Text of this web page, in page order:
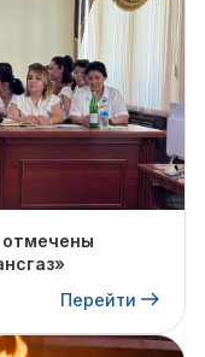
отмечены
Перейти